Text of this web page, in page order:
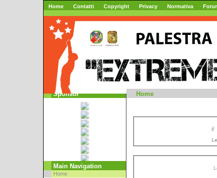
Home Contatti Copyright Privacy Normativa
Sponsor
Main Navigation
Home
Home